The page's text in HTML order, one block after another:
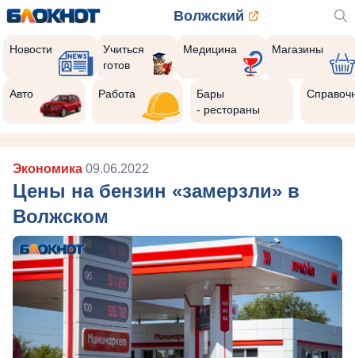
Волжский
Новости
Учиться
готов
Медицина Магазины
Авто Работа
Бары
- рестораны
Экономика 09.06.2022
Цены на бензин «замерзли» в
Волжском